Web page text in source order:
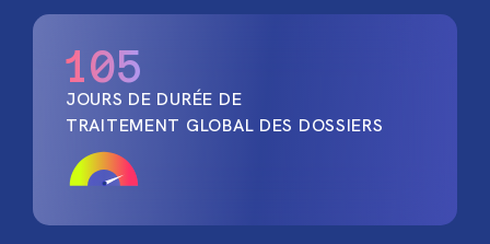
105
JOURS DE DURÉE DE
TRAITEMENT GLOBAL DES DOSSIERS